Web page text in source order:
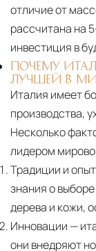
отличие от
рассчитана на
инвестиция в
ПОЧЕМУ
ЛУЧШЕЙ В
Италия имеет
производства,
Несколько
лидером
Традиции и опыт
знания о
дерева и кожи,
Инновации —
они внедряют